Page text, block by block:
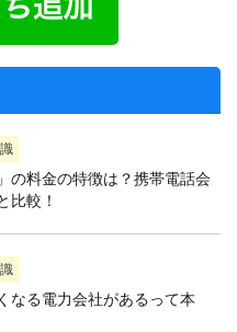
の料金の特徴は？携帯電話会
比較！
なる電力会社があるって本